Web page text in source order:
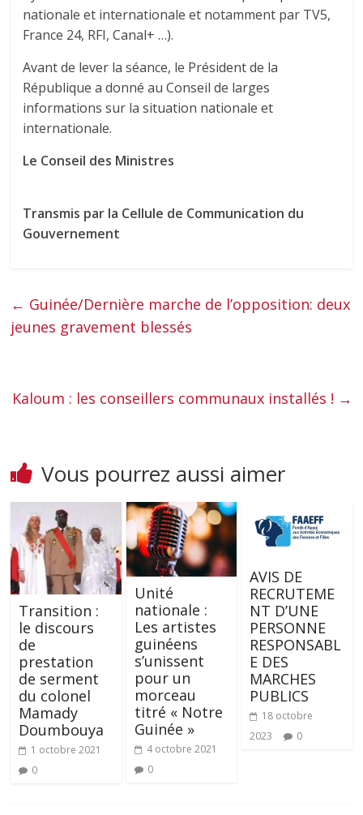
nationale et internationale et notamment par TV5,
France 24, RFI, Canal+ …).
Avant de lever la séance, le Président de la
République a donné au Conseil de larges
informations sur la situation nationale et
internationale.
Le Conseil des Ministres
Transmis par la Cellule de Communication du
Gouvernement
← Guinée/Dernière marche de l’opposition: deux
jeunes gravement blessés
Kaloum : les conseillers communaux installés ! →
Vous pourrez aussi aimer
Transition :
le discours
de
prestation
de serment
du colonel
Mamady
Doumbouya
1 octobre 2021
0
Unité
nationale :
Les artistes
guinéens
s’unissent
pour un
morceau
titré « Notre
Guinée »
4 octobre 2021
0
AVIS DE
RECRUTEME
NT D’UNE
PERSONNE
RESPONSABL
E DES
MARCHES
PUBLICS
18 octobre
2023
0